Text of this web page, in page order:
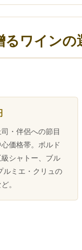
るワインの
・伴侶への節目
価格帯。ボルド
シャトー、ブル
ルミエ・クリュの
。